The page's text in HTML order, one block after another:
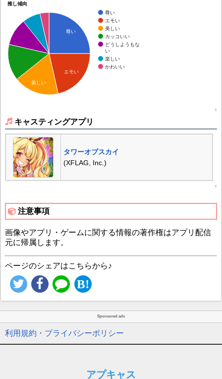
推し傾向
尊い
エモい
美しい
カッコいい
どうしようもな
い
楽しい
かわいい
尊い
エモい
美しい
↑
キャスティングアプリ
タワーオブスカイ
(XFLAG, Inc.)
↑
注意事項
画像やアプリ・ゲームに関する情報の著作権はアプリ配信
元に帰属します。
ページのシェアはこちらから♪
Sponsored ads
利用規約・プライバシーポリシー
アプキャス